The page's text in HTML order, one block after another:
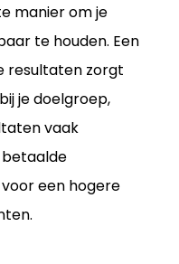
manier om je
te houden. Een
resultaten zorgt
je doelgroep,
vaak
een hogere